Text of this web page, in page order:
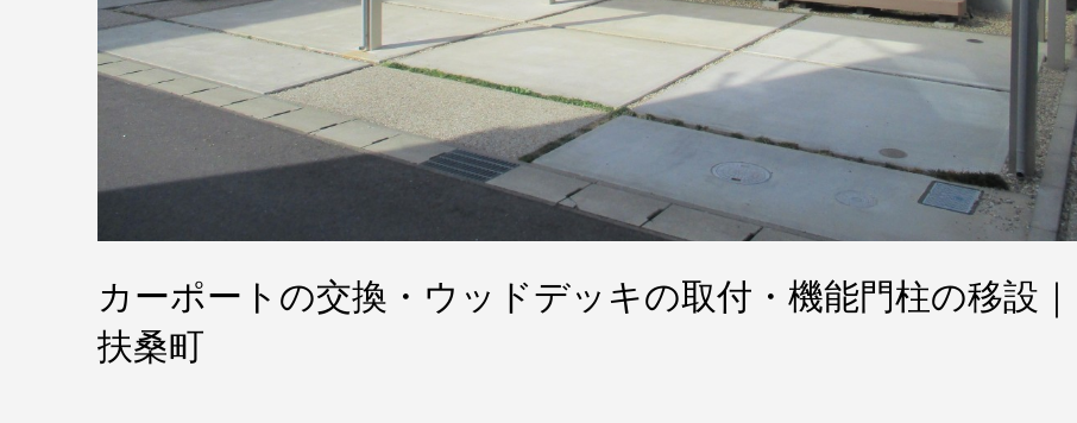
カーポートの交換・ウッドデッキの取付・機能門柱の移設｜
扶桑町